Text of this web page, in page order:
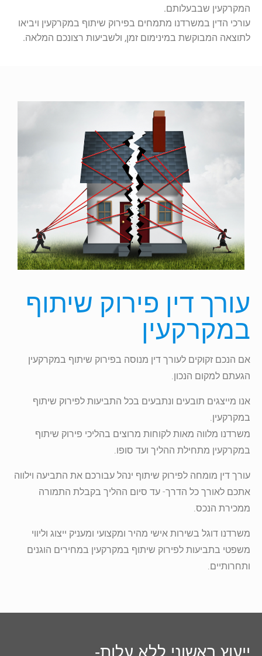
המקרקעין שבבעלותם.
עורכי הדין במשרדנו מתמחים בפירוק שיתוף במקרקעין ויביאו
לתוצאה המבוקשת במינימום זמן, ולשביעות רצונכם המלאה.
עורך דין פירוק שיתוף
במקרקעין
אם הנכם זקוקים לעורך דין מנוסה בפירוק שיתוף במקרקעין
הגעתם למקום הנכון.
אנו מייצגים תובעים ונתבעים בכל התביעות לפירוק שיתוף
במקרקעין.
משרדנו מלווה מאות לקוחות מרוצים בהליכי פירוק שיתוף
במקרקעין מתחילת ההליך ועד סופו.
עורך דין מומחה לפירוק שיתוף ינהל עבורכם את התביעה וילווה
אתכם לאורך כל הדרך- עד סיום ההליך בקבלת התמורה
ממכירת הנכס.
משרדנו דוגל בשירות אישי מהיר ומקצועי ומעניק ייצוג וליווי
משפטי בתביעות לפירוק שיתוף במקרקעין במחירים הוגנים
ותחרותיים.
ייעוץ ראשוני ללא עלות-